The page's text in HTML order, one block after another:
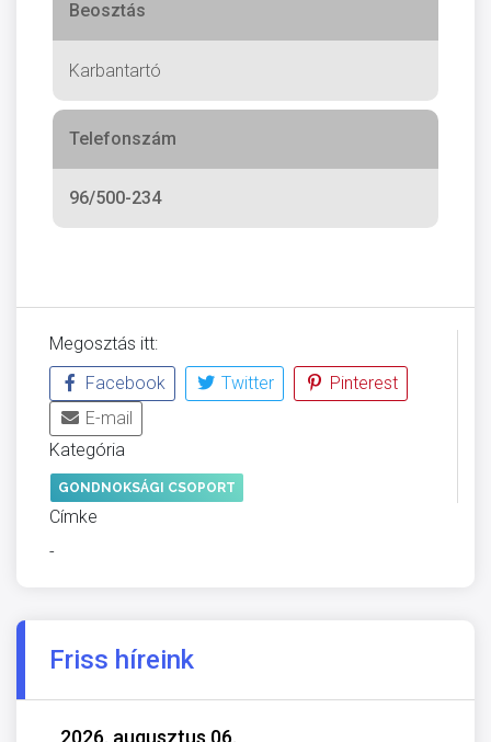
Beosztás
Karbantartó
Telefonszám
96/500-234
Megosztás itt:
Facebook
Twitter
Pinterest
E-mail
Kategória
GONDNOKSÁGI CSOPORT
Címke
-
Friss híreink
2026. augusztus 06.